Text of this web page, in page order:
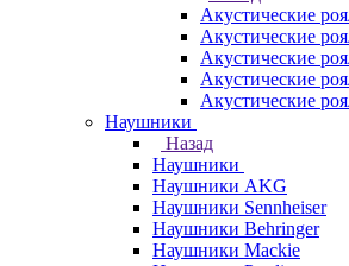
Акустические
Акустические
Акустические
Акустические
Акустические
Наушники
Назад
Наушники
Наушники AKG
Наушники Sennheiser
Наушники Behringer
Наушники Mackie